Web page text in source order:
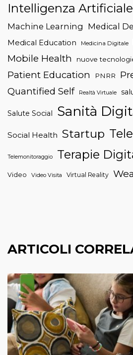
Intelligenza Artificiale
Machine Learning Medical
Medical Education Medicina Digitale
Mobile Health
nuove
Patient Education PNRR
Quantified Self
Realtà Virtuale
Salute Social Sanità
Social Health Startup
Telemonitoraggio Terapie
Video Video Visita Virtual Reality
ARTICOLI